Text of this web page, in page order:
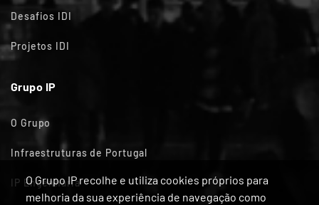
O Grupo IP recolhe e utiliza cookies próprios para
melhoria da sua experiência de navegação como
Desafios IDI
Projetos IDI
Grupo IP
O Grupo
Infraestruturas de Portugal
IP Engenharia